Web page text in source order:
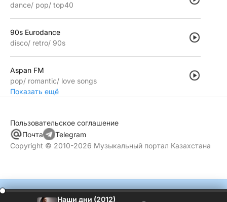
dance pop top40
90s Eurodance
disco retro 90s
Aspan FM
pop
romantic
love songs
Показать ещё
Пользовательское соглашение
Copyright © 2010-2026 Музыкальный портал Казахстана
Почта Telegram
Наши дни (2012)